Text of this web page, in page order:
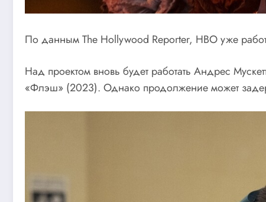
По данным The Hollywood Reporter, НВО уже
Над проектом вновь будет работать Андрес
«Флэш» (2023). Однако продолжение может